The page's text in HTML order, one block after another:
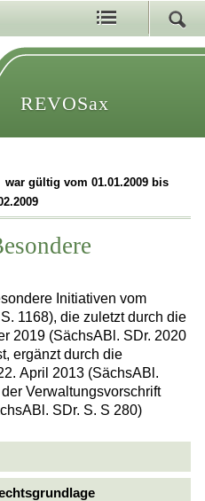
REVOSax
war gültig vom 01.01.2009 bis
Initiativen vom
1168), die zuletzt durch die
2019 (SächsABl. SDr. 2020
ergänzt durch die
April 2013 (SächsABl.
Verwaltungsvorschrift
SDr. S. S 280)